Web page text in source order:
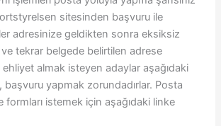
sitesinden başvuru ile
adresinize geldikten sonra eksiksiz
tekrar belgede belirtilen adrese
ehliyet almak isteyen adaylar aşağıdaki
başvuru yapmak zorundadırlar. Posta
formları istemek için aşağıdaki linke